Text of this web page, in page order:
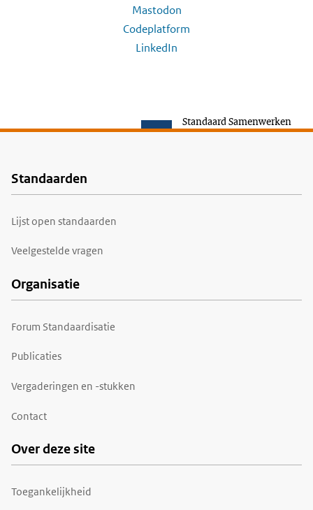
Mastodon
Codeplatform
LinkedIn
Standaard Samenwerken
Voet
Standaarden
Lijst open standaarden
Veelgestelde vragen
Organisatie
Forum Standaardisatie
Publicaties
Vergaderingen en -stukken
Contact
Over deze site
Toegankelijkheid